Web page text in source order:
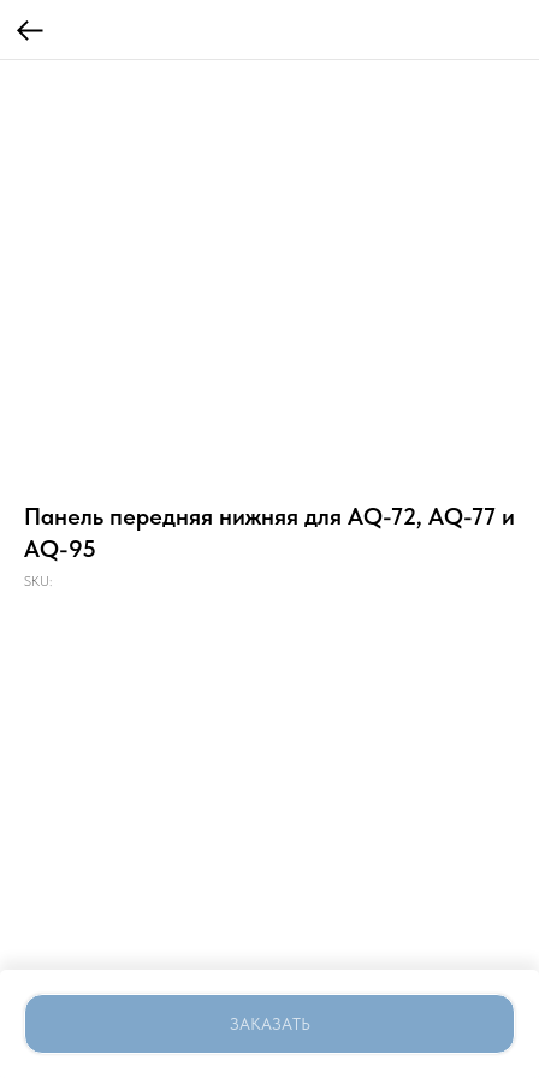
Панель передняя нижняя для AQ-72, AQ-77 и
AQ-95
SKU:
ЗАКАЗАТЬ